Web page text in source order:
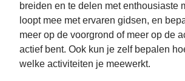
breiden en te delen met enthousiaste
loopt mee met ervaren gidsen, en
meer op de voorgrond of meer op de
actief bent. Ook kun je zelf bepalen
welke activiteiten je meewerkt.